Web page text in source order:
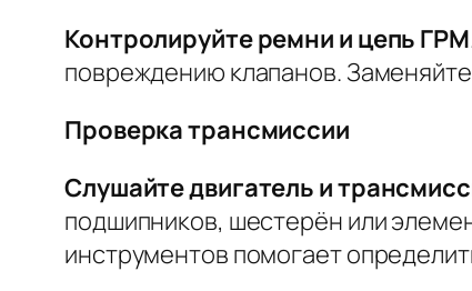
Контролируйте ремни и цепь ГРМ
повреждению клапанов.
Проверка трансмиссии
Слушайте двигатель и
подшипников, шестерён или
инструментов помогает